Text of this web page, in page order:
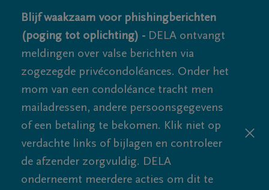
Blijf waakzaam voor phishingberichten
(poging tot oplichting) - DELA ontvangt
meldingen over valse berichten via
zogezegde privécondoléances. Onder het
mom van een condoléance tracht men
mailadressen, andere persoonsgegevens
of een betaling te bekomen. Klik niet op
verdachte links of bijlagen en controleer
de afzender zorgvuldig. DELA
onderneemt meerdere acties om dit te